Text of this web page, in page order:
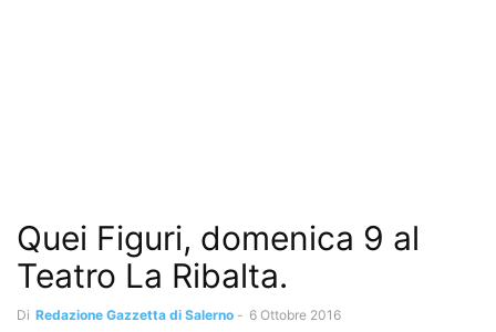
Quei Figuri, domenica 9 al
Teatro La Ribalta.
Di Redazione Gazzetta di Salerno - 6 Ottobre 2016